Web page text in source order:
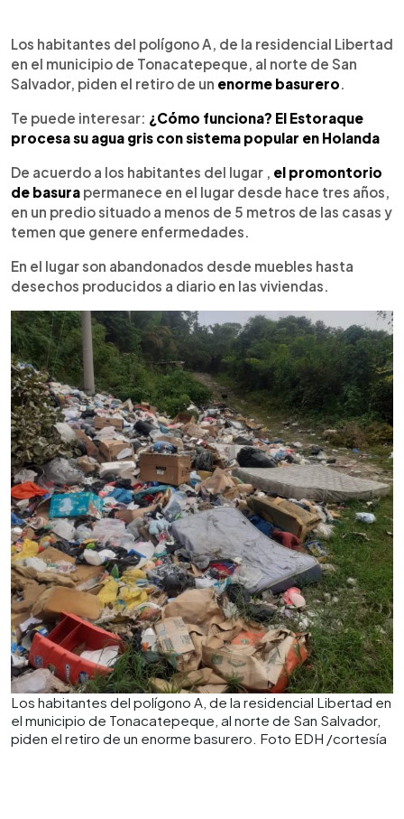
► Escuchar artículo
Los habitantes del polígono A, de la residencial Libertad
en el municipio de Tonacatepeque, al norte de San
Salvador, piden el retiro de un enorme basurero
Te puede interesar: ¿Cómo funciona? El Estoraque
procesa su agua gris con sistema popular en Holanda
De acuerdo a los habitantes del lugar , el promontorio
de basura permanece en el lugar desde hace tres años,
en un predio situado a menos de 5 metros de las casas y
temen que genere enfermedades.
En el lugar son abandonados desde muebles hasta
desechos producidos a diario en las viviendas.
Los habitantes del polígono A, de la residencial Libertad en
el municipio de Tonacatepeque, al norte de San Salvador,
piden el retiro de un enorme basurero. Foto EDH /cortesía